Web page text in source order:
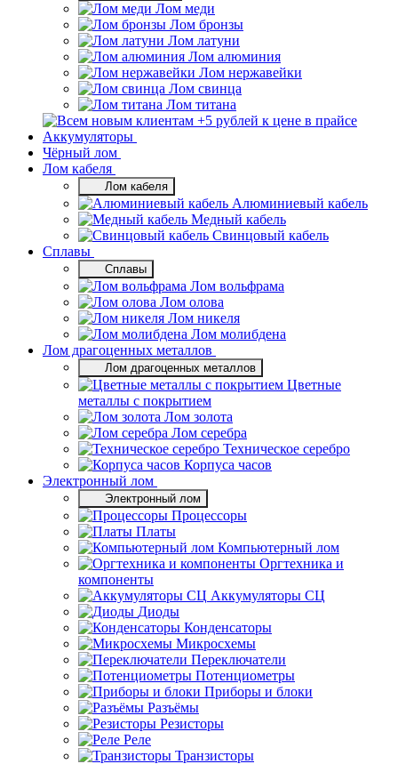
Лом меди
Лом бронзы
Лом латуни
Лом алюминия
Лом нержавейки
Лом свинца
Лом титана
Аккумуляторы
Чёрный лом
Лом кабеля
Лом кабеля
Алюминиевый кабель
Медный кабель
Свинцовый кабель
Сплавы
Сплавы
Лом вольфрама
Лом олова
Лом никеля
Лом молибдена
Лом драгоценных металлов
Лом драгоценных металлов
Цветные
металлы с покрытием
Лом золота
Лом серебра
Техническое серебро
Корпуса часов
Электронный лом
Электронный лом
Процессоры
Платы
Компьютерный лом
Оргтехника и
компоненты
Аккумуляторы СЦ
Диоды
Конденсаторы
Микросхемы
Переключатели
Потенциометры
Приборы и блоки
Разъёмы
Резисторы
Реле
Транзисторы